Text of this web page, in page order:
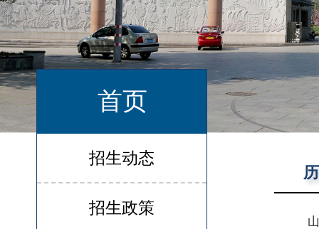
首页
招生动态
招生政策